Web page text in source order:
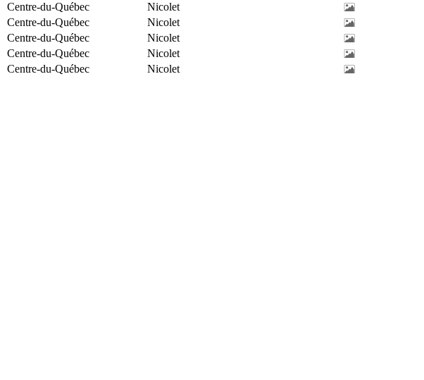
Centre-du-Québec
Nicolet
Centre-du-Québec
Nicolet
Centre-du-Québec
Nicolet
Centre-du-Québec
Nicolet
Centre-du-Québec Nicolet